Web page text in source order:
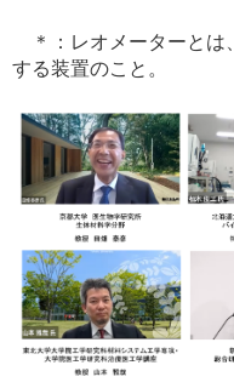
＊：レオメーターとは、
する装置のこと。